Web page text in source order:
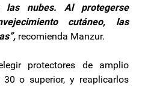
nubes. Al protegerse
cutáneo, las
recomienda Manzur.
protectores de amplio
o superior, y reaplicarlos